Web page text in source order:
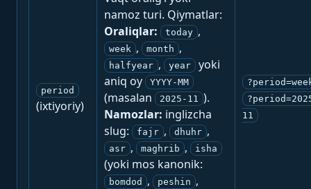
period
(ixtiyoriy)
namoz turi. Qiymatlar:
Oraliqlar:
today ,
week , month ,
halfyear , year
yoki
aniq oy
YYYY-MM
(masalan 2025-11 ).
Namozlar: inglizcha
slug:
fajr , dhuhr ,
asr , maghrib , isha
(yoki mos kanonik:
bomdod , peshin ,
11